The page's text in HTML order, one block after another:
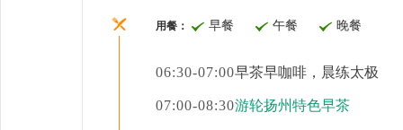
用餐： 早餐 午餐 晚餐
06:30-07:00早茶早咖啡，晨练太极
07:00-08:30游轮扬州特色早茶